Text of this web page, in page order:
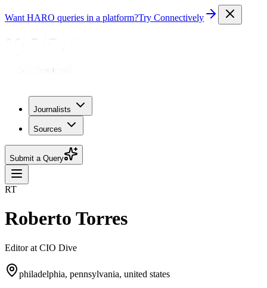
Want HARO queries in a platform?Try Connectively
Journalists
Sources
Submit a Query
RT
Roberto Torres
Editor at CIO Dive
philadelphia, pennsylvania, united states